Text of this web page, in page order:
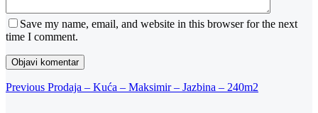
Save my name, email, and website in this browser for the next
time I comment.
Navigacija
Previous
Previous Prodaja – Kuća – Maksimir – Jazbina – 240m2